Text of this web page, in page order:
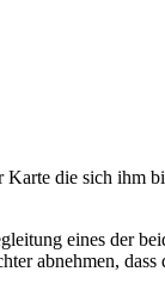
Karte die sich ihm
eines der
abnehmen,